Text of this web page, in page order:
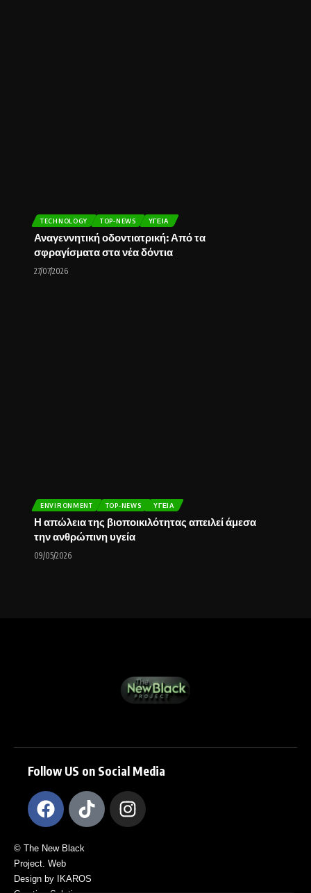
TECHNOLOGY TOP-NEWS ΥΓΕΊΑ
Αναγεννητική οδοντιατρική: Από τα
σφραγίσματα στα νέα δόντια
27/07/2026
ENVIRONMENT TOP-NEWS ΥΓΕΊΑ
Η απώλεια της βιοποικιλότητας απειλεί άμεσα
την ανθρώπινη υγεία
09/05/2026
Follow US on Social Media
© The New Black
Project. Web
Design by IKAROS